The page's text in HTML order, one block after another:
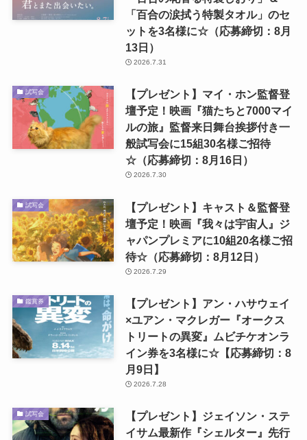
「百合の涙拭う特製タオル」のセ
ットを3名様に☆（応募締切：8月
13日）
2026.7.31
試写会
【プレゼント】マイ・ホン監督登
壇予定！映画『猫たちと7000マイ
ルの旅』監督来日舞台挨拶付き一
般試写会に15組30名様ご招待
☆（応募締切：8月16日）
2026.7.30
試写会
【プレゼント】キャスト＆監督登
壇予定！映画『我々は宇宙人』ジ
ャパンプレミアに10組20名様ご招
待☆（応募締切：8月12日）
2026.7.29
鑑賞券
【プレゼント】アン・ハサウェイ
×ユアン・マクレガー『オークス
トリートの異変』ムビチケオンラ
イン券を3名様に☆【応募締切：8
月9日】
2026.7.28
試写会
【プレゼント】ジェイソン・ステ
イサム最新作『シェルター』先行